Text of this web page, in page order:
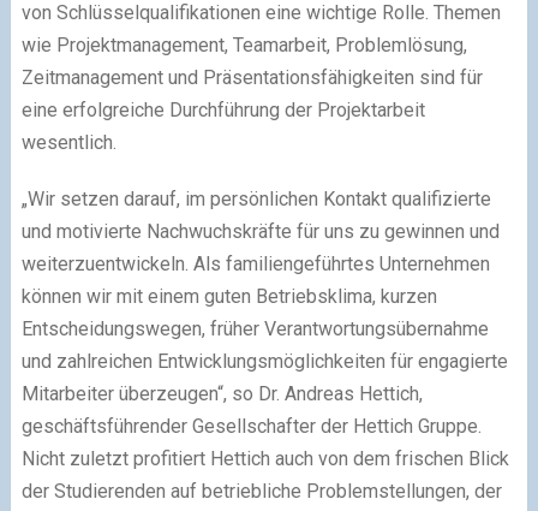
von Schlüsselqualifikationen eine wichtige Rolle. Themen
wie Projektmanagement, Teamarbeit, Problemlösung,
Zeitmanagement und Präsentationsfähigkeiten sind für
eine erfolgreiche Durchführung der Projektarbeit
wesentlich.
„Wir setzen darauf, im persönlichen Kontakt qualifizierte
und motivierte Nachwuchskräfte für uns zu gewinnen und
weiterzuentwickeln. Als familiengeführtes Unternehmen
können wir mit einem guten Betriebsklima, kurzen
Entscheidungswegen, früher Verantwortungsübernahme
und zahlreichen Entwicklungsmöglichkeiten für engagierte
Mitarbeiter überzeugen“, so Dr. Andreas Hettich,
geschäftsführender Gesellschafter der Hettich Gruppe.
Nicht zuletzt profitiert Hettich auch von dem frischen Blick
der Studierenden auf betriebliche Problemstellungen, der